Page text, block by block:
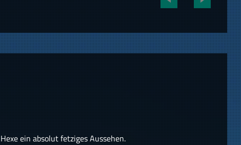
ein absolut fetziges Aussehen.